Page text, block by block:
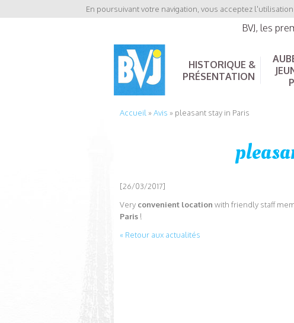
En poursuivant votre navigation, vous acceptez
BVJ, les
HISTORIQUE &
PRÉSENTATION
Accueil »Avis » pleasant stay in Paris
[26/03/2017]
Very convenient location with friendly staff
Paris !
« Retour aux actualités